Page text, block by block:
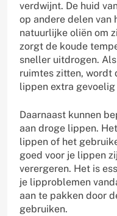
verdwijnt. De huid
op andere delen van
natuurlijke oliën om
zorgt de koude
sneller uitdrogen.
ruimtes zitten, wordt
lippen extra gevoelig
Daarnaast kunnen
aan droge lippen.
lippen of het
goed voor je lippen
verergeren. Het is
je lipproblemen
aan te pakken door
gebruiken.